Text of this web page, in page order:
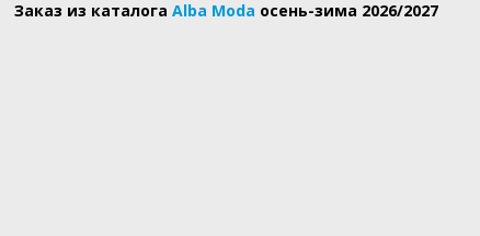
Заказ из каталогаAlba Moda осень-зима 2026/2027